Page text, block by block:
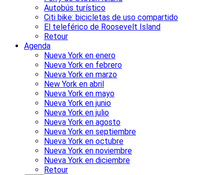
Autobús turístico
Citi bike: bicicletas de uso compartido
El teleférico de Roosevelt Island
Retour
Agenda
Nueva York en enero
Nueva York en febrero
Nueva York en marzo
New York en abril
Nueva York en mayo
Nueva York en junio
Nueva York en julio
Nueva York en agosto
Nueva York en septiembre
Nueva York en octubre
Nueva York en noviembre
Nueva York en diciembre
Retour